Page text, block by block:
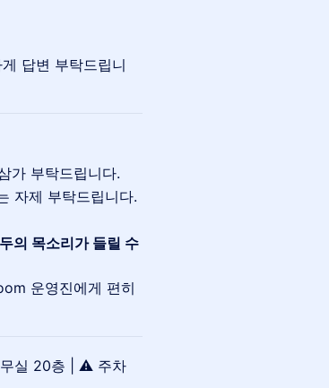
답변 부탁드립니
가 부탁드립니다.
자제 부탁드립니다.
의 목소리가 들릴 수
운영진에게 편히
무실 20층 | ⚠️ 주차